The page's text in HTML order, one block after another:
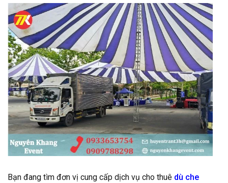
Bạn đang tìm đơn vị cung cấp dịch vụ cho thuê dù che